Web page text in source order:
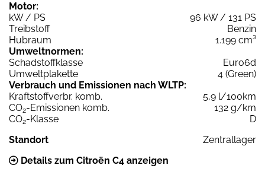
Motor:
kW / PS
96 kW / 131 PS
Treibstoff
Benzin
Hubraum
1.199 cm³
Umweltnormen:
Schadstoffklasse
Euro6d
Umweltplakette
4 (Green)
Verbrauch und Emissionen nach WLTP:
Kraftstoffverbr. komb.
5,9 l/100km
CO2-Emissionen komb.
132 g/km
CO2-Klasse
D
Standort
Zentrallager
Details zum Citroën C4 anzeigen